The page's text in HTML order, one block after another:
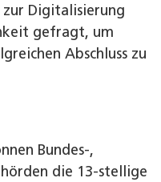
Digitalisierung
gefragt, um
Abschluss zu
Bundes-,
die 13-stellige